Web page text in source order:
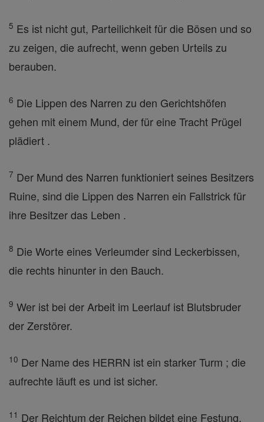
5 Es ist nicht gut, Parteilichkeit für die Bösen und so
zu zeigen, die aufrecht, wenn geben Urteils zu
berauben.
6 Die Lippen des Narren zu den Gerichtshöfen
gehen mit einem Mund, der für eine Tracht Prügel
plädiert .
7 Der Mund des Narren funktioniert seines Besitzers
Ruine, sind die Lippen des Narren ein Fallstrick für
ihre Besitzer das Leben .
8 Die Worte eines Verleumder sind Leckerbissen,
die rechts hinunter in den Bauch.
9 Wer ist bei der Arbeit im Leerlauf ist Blutsbruder
der Zerstörer.
10 Der Name des HERRN ist ein starker Turm ; die
aufrechte läuft es und ist sicher.
11 Der Reichtum der Reichen bildet eine Festung,